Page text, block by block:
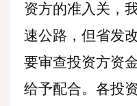
资方的准入关，
速公路，但省发
要审查投资方资
给予配合。各投